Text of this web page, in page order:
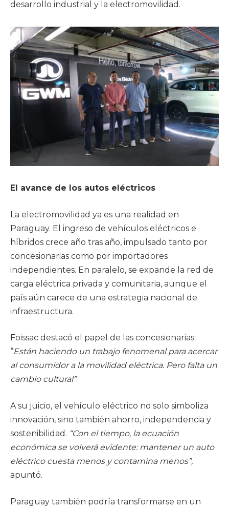
desarrollo industrial y la electromovilidad.
El avance de los autos eléctricos
La electromovilidad ya es una realidad en
Paraguay. El ingreso de vehículos eléctricos e
híbridos crece año tras año, impulsado tanto por
concesionarias como por importadores
independientes. En paralelo, se expande la red de
carga eléctrica privada y comunitaria, aunque el
país aún carece de una estrategia nacional de
infraestructura.
Foissac destacó el papel de las concesionarias:
“Están haciendo un trabajo fenomenal para acercar
al consumidor a la movilidad eléctrica. Pero falta un
cambio cultural”.
A su juicio, el vehículo eléctrico no solo simboliza
innovación, sino también ahorro, independencia y
sostenibilidad. “Con el tiempo, la ecuación
económica se volverá evidente: mantener un auto
eléctrico cuesta menos y contamina menos”,
apuntó.
Paraguay también podría transformarse en un